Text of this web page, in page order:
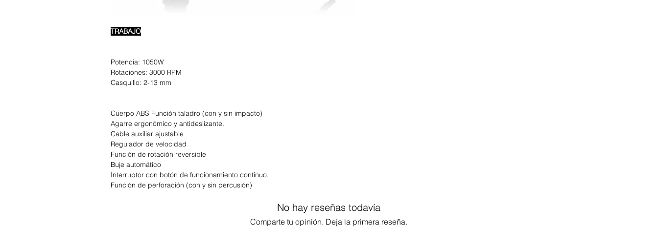
TRABAJO
Potencia: 1050W
Rotaciones: 3000 RPM
Casquillo: 2-13 mm
Cuerpo ABS Función taladro (con y sin impacto)
Agarre ergonómico y antideslizante.
Cable auxiliar ajustable
Regulador de velocidad
Función de rotación reversible
Buje automático
Interruptor con botón de funcionamiento continuo.
Función de perforación (con y sin percusión)
No hay reseñas todavía
Comparte tu opinión. Deja la primera reseña.